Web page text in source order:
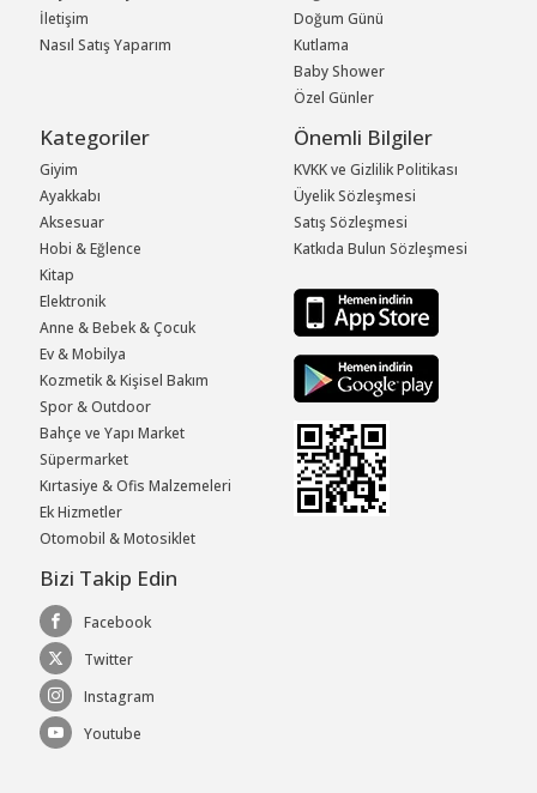
İletişim
Nasıl Satış Yaparım
Doğum Günü
Kutlama
Baby Shower
Özel Günler
Kategoriler
Giyim
Ayakkabı
Aksesuar
Hobi & Eğlence
Kitap
Elektronik
Anne & Bebek & Çocuk
Ev & Mobilya
Kozmetik & Kişisel Bakım
Spor & Outdoor
Bahçe ve Yapı Market
Süpermarket
Kırtasiye & Ofis Malzemeleri
Ek Hizmetler
Otomobil & Motosiklet
Önemli Bilgiler
KVKK ve Gizlilik Politikası
Üyelik Sözleşmesi
Satış Sözleşmesi
Katkıda Bulun Sözleşmesi
Bizi Takip Edin
Facebook
Twitter
Instagram
Youtube